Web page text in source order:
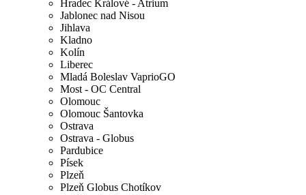
Hradec Králové - Atrium
Jablonec nad Nisou
Jihlava
Kladno
Kolín
Liberec
Mladá Boleslav VaprioGO
Most - OC Central
Olomouc
Olomouc Šantovka
Ostrava
Ostrava - Globus
Pardubice
Písek
Plzeň
Plzeň Globus Chotíkov